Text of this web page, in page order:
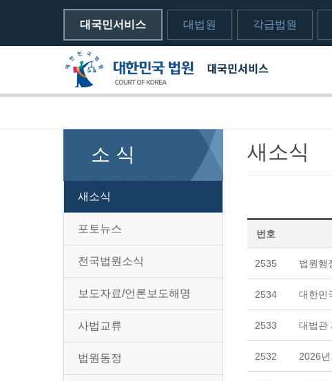
대국민서비스 대법원 각급법원
메뉴전체보기
소 식
새소식
포토뉴스
전국법원소식
보도자료/언론보도해명
사법교류
법원동정
새소식
번호
2535 법원행
2534 대한민
2533 대법관
2532 2026